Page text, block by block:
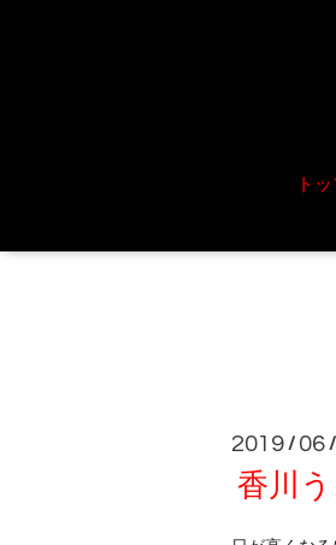
ト
2019 / 06 /
香川